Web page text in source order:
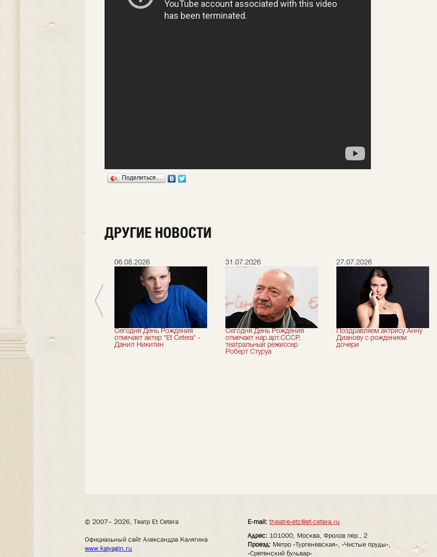
Поделиться…
ДРУГИЕ НОВОСТИ
театральный сезон!
06.08.2026
Сегодня День Рождения
отмечает актер "Et Cetera" -
Данил Никитин
31.07.2026
Сегодня День Рождения
отмечает нар.арт.СССР,
театральный режиссер
Роберт Стуруа
27.07.2026
Поздравляем актрису Анну
Дианову с рождением
дочери
© 2007– 2026, Театр Et Cetera
Официальный сайт Александра Калягина
www.kalyagin.ru
E-mail: theatre-etc@et-cetera.ru
Адрес: 101000, Москва, Фролов пер., 2
Проезд: Метро «Тургеневская», «Чистые пруды»,
«Сретенский бульвар»